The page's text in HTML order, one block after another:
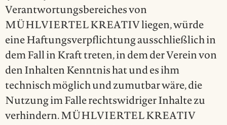
Verantwortungsbereiches von
MÜHLVIERTEL KREATIV liegen, würde
eine Haftungsverpflichtung ausschließlich in
dem Fall in Kraft treten, in dem der Verein von
den Inhalten Kenntnis hat und es ihm
technisch möglich und zumutbar wäre, die
Nutzung im Falle rechtswidriger Inhalte zu
verhindern. MÜHLVIERTEL KREATIV